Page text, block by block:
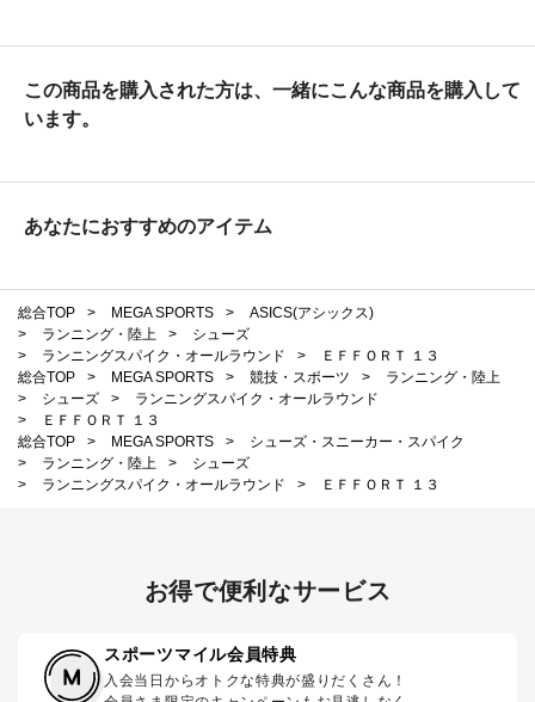
この商品を購入された方は、一緒にこんな商品を購入して
います。
あなたにおすすめのアイテム
総合TOP > MEGA SPORTS >
ASICS(アシックス)
>
ランニング・陸上 >
シューズ
>
ランニングスパイク・オールラウンド >
ＥＦＦＯＲＴ １３
総合TOP
> MEGA SPORTS > 競技・スポーツ >
ランニング・陸上
>
シューズ >
ランニングスパイク・オールラウンド
>
ＥＦＦＯＲＴ １３
総合TOP
> MEGA SPORTS >
シューズ・スニーカー・スパイク
>
ランニング・陸上 >
シューズ
>
ランニングスパイク・オールラウンド > ＥＦＦＯＲＴ １３
お得で便利なサービス
スポーツマイル会員特典
入会当日からオトクな特典が盛りだくさん！